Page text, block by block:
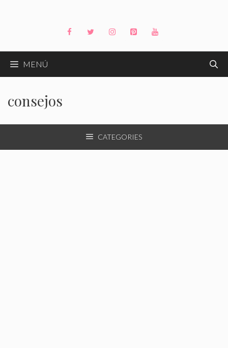
MENÚ
consejos
CATEGORIES